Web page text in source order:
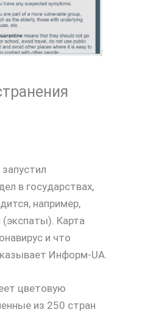
в государствах,
например,
(экспаты). Карта
и что
Информ-UA.
цветовую
из 250 стран